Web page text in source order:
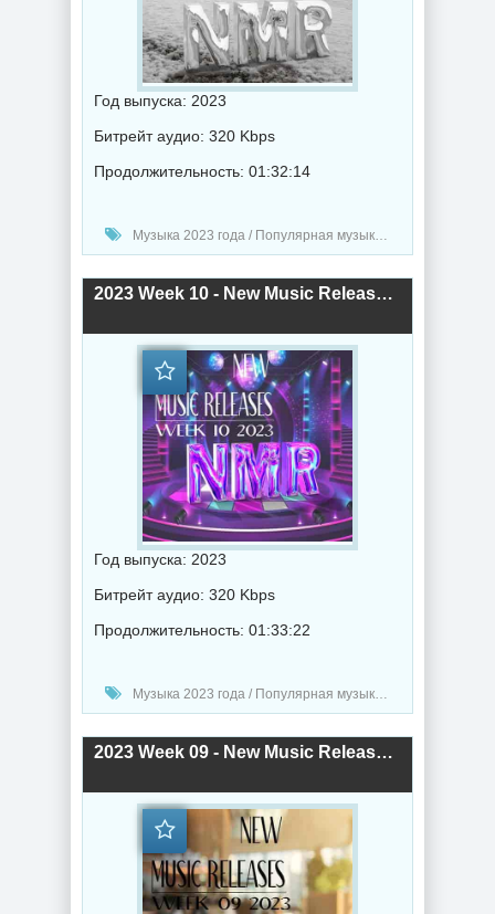
Год выпуска: 2023
Битрейт аудио: 320 Kbps
Продолжительность: 01:32:14
Музыка 2023 года / Популярная музыка / Рок - альтернативная музыка / Электронная музыка / Рэп - хип хоп музыка / Дабстеп музыка / Поп музыка / Танцевальная музыка / Сборник музыка / RnB music / Hip-Hop music
2023 Week 10 - New Music Releases (2023) торрент
Год выпуска: 2023
Битрейт аудио: 320 Kbps
Продолжительность: 01:33:22
Музыка 2023 года / Популярная музыка / Электронная музыка / Рэп - хип хоп музыка / Дабстеп музыка / Поп музыка / Танцевальная музыка / Сборник музыка / RnB music / Hip-Hop music
2023 Week 09 - New Music Releases (2023) торрент